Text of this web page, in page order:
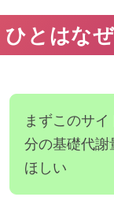
ひとはな
まずこのサ
分の基礎代謝
ほしい